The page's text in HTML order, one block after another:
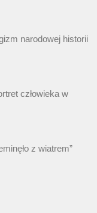
narodowej historii
człowieka w
z wiatrem”